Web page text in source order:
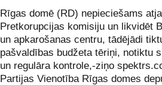
Rīgas domē (RD) nepieciešams
Pretkorupcijas komisiju un likvidēt
un apkarošanas centru, tādējādi
pašvaldības budžeta tēriņi, notiktu
un regulāra kontrole,-ziņo
Partijas Vienotība Rīgas domes